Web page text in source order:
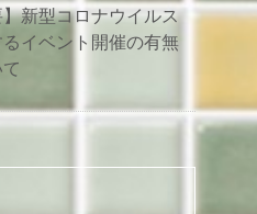
新型コロナウイルス
イベント開催の有無